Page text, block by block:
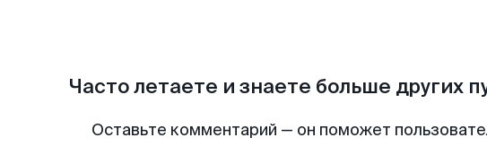
Часто летаете и знаете больше других
Оставьте комментарий — он поможет